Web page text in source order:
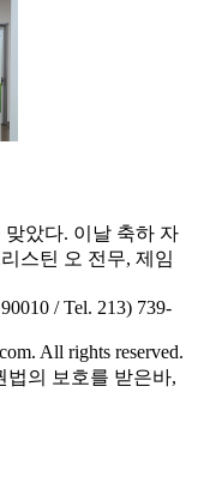
았다. 이날 축하 자
스틴 오 전무, 제임
/ Tel. 213) 739-
All rights reserved.
법의 보호를 받은바,